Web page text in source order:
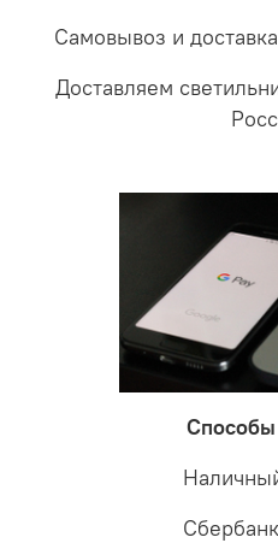
Самовывоз и
Доставляем